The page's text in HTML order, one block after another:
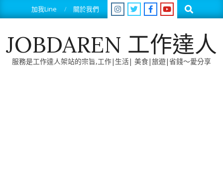
to
加我Line 關於我們 Search
JOBDAREN 工作達人
服務是工作達人架站的宗旨,工作|生活| 美食|旅遊|省錢～愛分享